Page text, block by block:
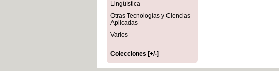
Lingüística
Otras Tecnologías y Ciencias
Aplicadas
Varios
Colecciones [+/-]